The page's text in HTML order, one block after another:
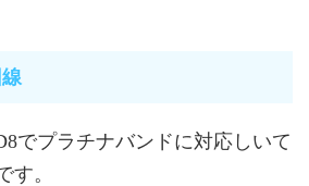
でプラチナバンドに対応しいて
す。